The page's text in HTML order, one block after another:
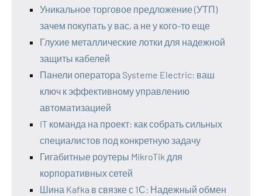
Уникальное торговое предложение (УТП)
зачем покупать у вас, а не у кого-то еще
Глухие металлические лотки для надежной
защиты кабелей
Панели оператора Systeme Electric: ваш
ключ к эффективному управлению
автоматизацией
IT команда на проект: как собрать сильных
специалистов под конкретную задачу
Гигабитные роутеры MikroTik для
корпоративных сетей
Шина Kafka в связке с 1С: Надежный обмен